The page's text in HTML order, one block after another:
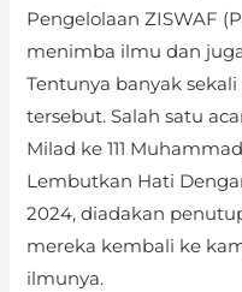
Pengelolaan ZISWAF
menimba ilmu dan
Tentunya banyak
tersebut. Salah satu
Milad ke 111
Lembutkan Hati
2024, diadakan
mereka kembali ke
ilmunya.